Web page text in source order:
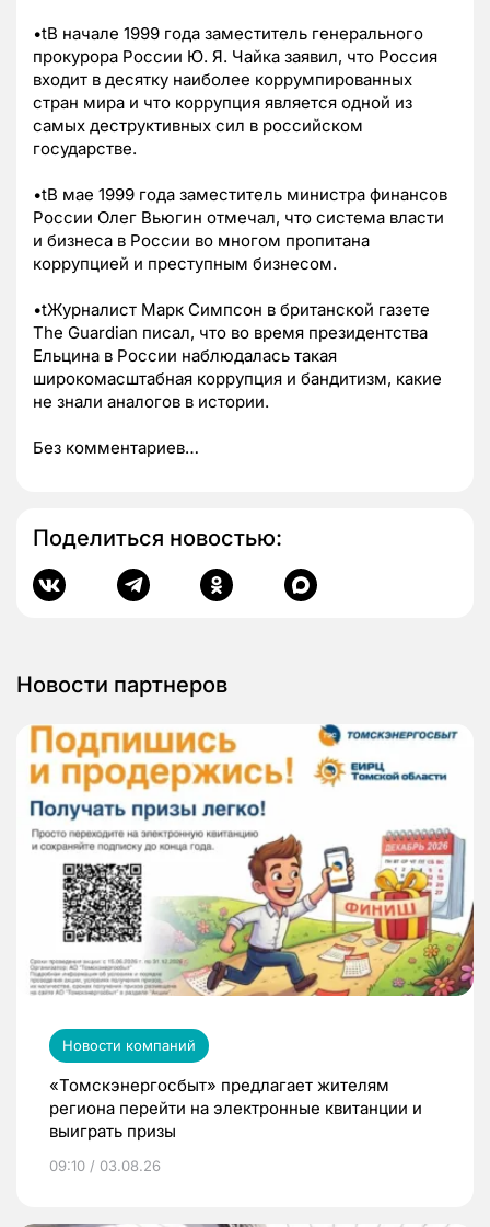
•tВ начале 1999 года заместитель генерального
прокурора России Ю. Я. Чайка заявил, что Россия
входит в десятку наиболее коррумпированных
стран мира и что коррупция является одной из
самых деструктивных сил в российском
государстве.
•tВ мае 1999 года заместитель министра финансов
России Олег Вьюгин отмечал, что система власти
и бизнеса в России во многом пропитана
коррупцией и преступным бизнесом.
•tЖурналист Марк Симпсон в британской газете
The Guardian писал, что во время президентства
Ельцина в России наблюдалась такая
широкомасштабная коррупция и бандитизм, какие
не знали аналогов в истории.
Без комментариев…
Поделиться новостью:
Новости партнеров
Новости компаний
«Томскэнергосбыт» предлагает жителям
региона перейти на электронные квитанции и
выиграть призы
09:10 / 03.08.26